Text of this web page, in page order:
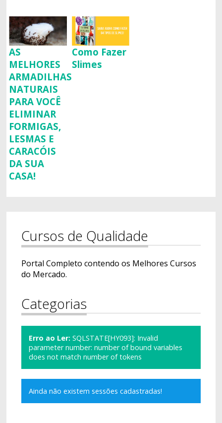
AS
MELHORES
ARMADILHAS
NATURAIS
PARA VOCÊ
ELIMINAR
FORMIGAS,
LESMAS E
CARACÓIS
DA SUA
CASA!
Como Fazer
Slimes
Cursos de Qualidade
Portal Completo contendo os Melhores Cursos
do Mercado.
Categorias
Erro ao Ler: SQLSTATE[HY093]: Invalid
parameter number: number of bound variables
does not match number of tokens
Ainda não existem sessões cadastradas!